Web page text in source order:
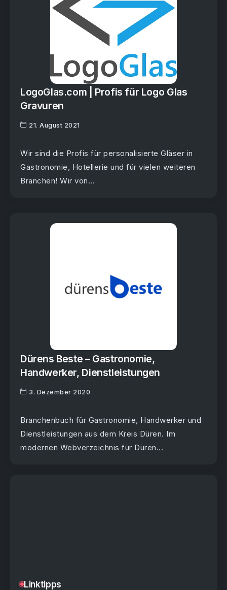
LogoGlas.com | Profis für Logo Glas
Gravuren
21. August 2021
Wir sind die Profis für personalisierte Gläser in
Gastronomie, Hotellerie und für vielen weiteren
Branchen! Wir von...
Dürens Beste – Gastronomie,
Handwerker, Dienstleistungen
3. Dezember 2020
Branchenbuch für Gastronomie, Handwerker und
Dienstleistungen aus dem Kreis Düren. Im
modernen Webverzeichnis für Düren...
Linktipps